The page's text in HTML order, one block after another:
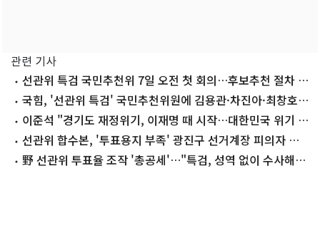
관련 기사
선관위 특검 국민추천위 7일 오전 첫 회의…후보추천 절차 착
수 국힘, '선관위 특검' 국민추천위원에 김용관·차진아·최창호
추천이준석 "경기도 재정위기, 이재명 때 시작…대한민국 위기 예
고편"
선관위 합수본, '투표용지 부족' 광진구 선거계장 피의자 소
환 野 선관위 투표율 조작 '총공세'…"특검, 성역 없이 수사해